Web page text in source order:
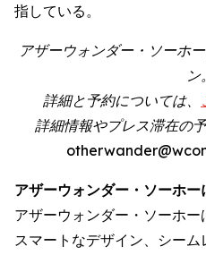
指している。
アザーウォンダー・ソーホ
ン。
詳細と予約については、
詳細情報やプレス滞在の
アザーウォンダー・ソーホー
アザーウォンダー・ソーホー
スマートなデザイン、シー